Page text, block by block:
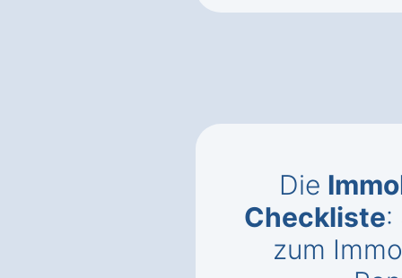
Die
Checkliste:
zum